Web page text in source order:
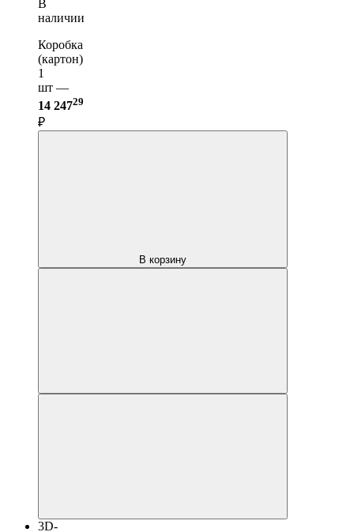
В
наличии
Коробка
(картон)
1
шт —
14 24729
₽
В корзину
3D-